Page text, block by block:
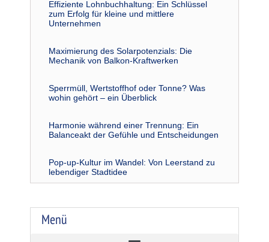
Effiziente Lohnbuchhaltung: Ein Schlüssel
zum Erfolg für kleine und mittlere
Unternehmen
Maximierung des Solarpotenzials: Die
Mechanik von Balkon-Kraftwerken
Sperrmüll, Wertstoffhof oder Tonne? Was
wohin gehört – ein Überblick
Harmonie während einer Trennung: Ein
Balanceakt der Gefühle und Entscheidungen
Pop-up-Kultur im Wandel: Von Leerstand zu
lebendiger Stadtidee
Menü